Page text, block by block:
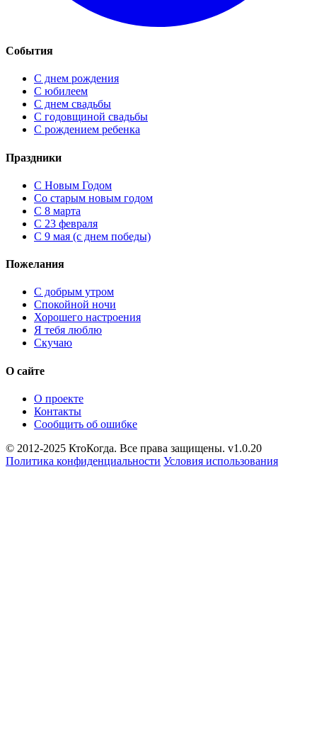
События
С днем рождения
С юбилеем
С днем свадьбы
С годовщиной свадьбы
С рождением ребенка
Праздники
C Новым Годом
Cо старым новым годом
С 8 марта
С 23 февраля
С 9 мая (с днем победы)
Пожелания
С добрым утром
Спокойной ночи
Хорошего настроения
Я тебя люблю
Скучаю
О сайте
О проекте
Контакты
Сообщить об ошибке
© 2012-2025 КтоКогда. Все права защищены. v1.0.20
Политика конфиденциальности Условия использования